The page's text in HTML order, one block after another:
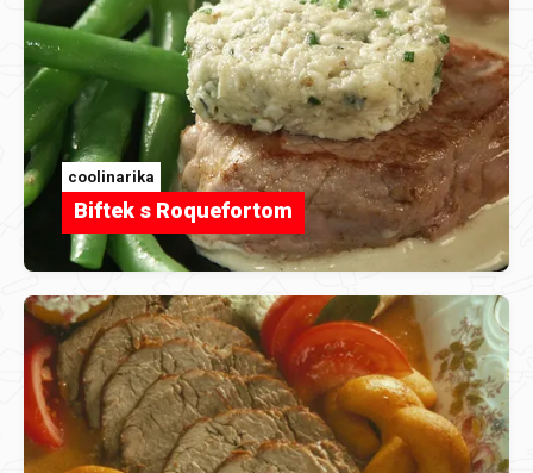
coolinarika
Biftek s Roquefortom